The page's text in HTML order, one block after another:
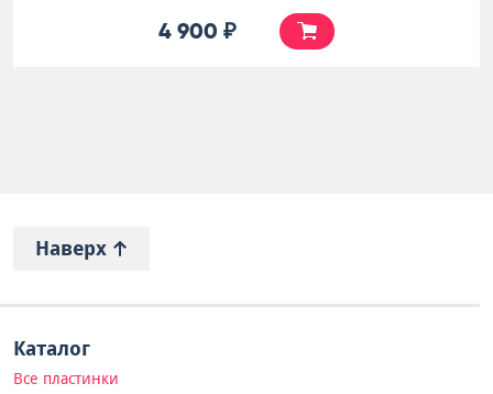
4 900 ₽
Наверх
Каталог
Все пластинки